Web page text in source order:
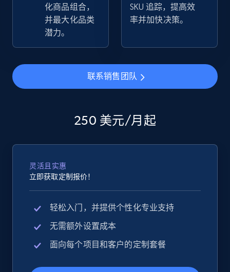
2.5K+ 358+ 立即开始
eBay - Collect products from shops on eBay
URL, Product id, Title, Seller name, Seller rating,
eBay - Collect records by category
Seller reviews, Breadcrumbs, Root category, and
2.5K+ 358+ 立即开始
化商品组合，
并最大化品类
潜力。
SKU 追踪，提高效
率并加快决策。
联系销售团队
250 美元/月起
灵活且实惠
立即获取定制报价！
轻松入门，并提供个性化专业支持
无需额外设置成本
面向每个项目和客户的定制套餐